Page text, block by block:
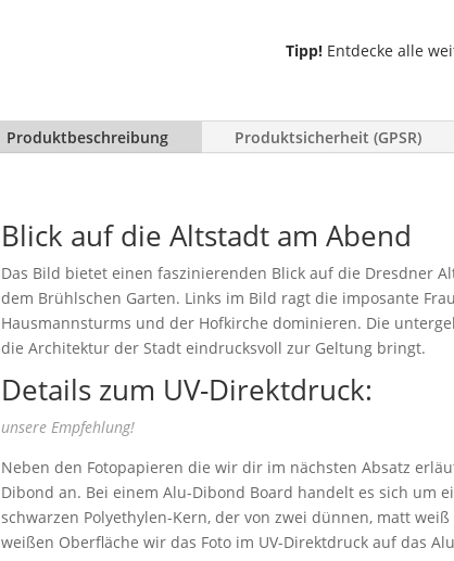
Tipp!Entdecke alle
Produktbeschreibung Produktsicherheit (GPSR)
Blick auf die Altstadt am Abend
Das Bild bietet einen faszinierenden Blick auf die Dresdner
dem Brühlschen Garten. Links im Bild ragt die imposante
Hausmannsturms und der Hofkirche dominieren. Die
die Architektur der Stadt eindrucksvoll zur Geltung bringt.
Details zum UV-Direktdruck:
unsere Empfehlung!
Neben den Fotopapieren die wir dir im nächsten Absatz
Dibond an. Bei einem Alu-Dibond Board handelt es sich
schwarzen Polyethylen-Kern, der von zwei dünnen, matt
weißen Oberfläche wir das Foto im UV-Direktdruck auf das